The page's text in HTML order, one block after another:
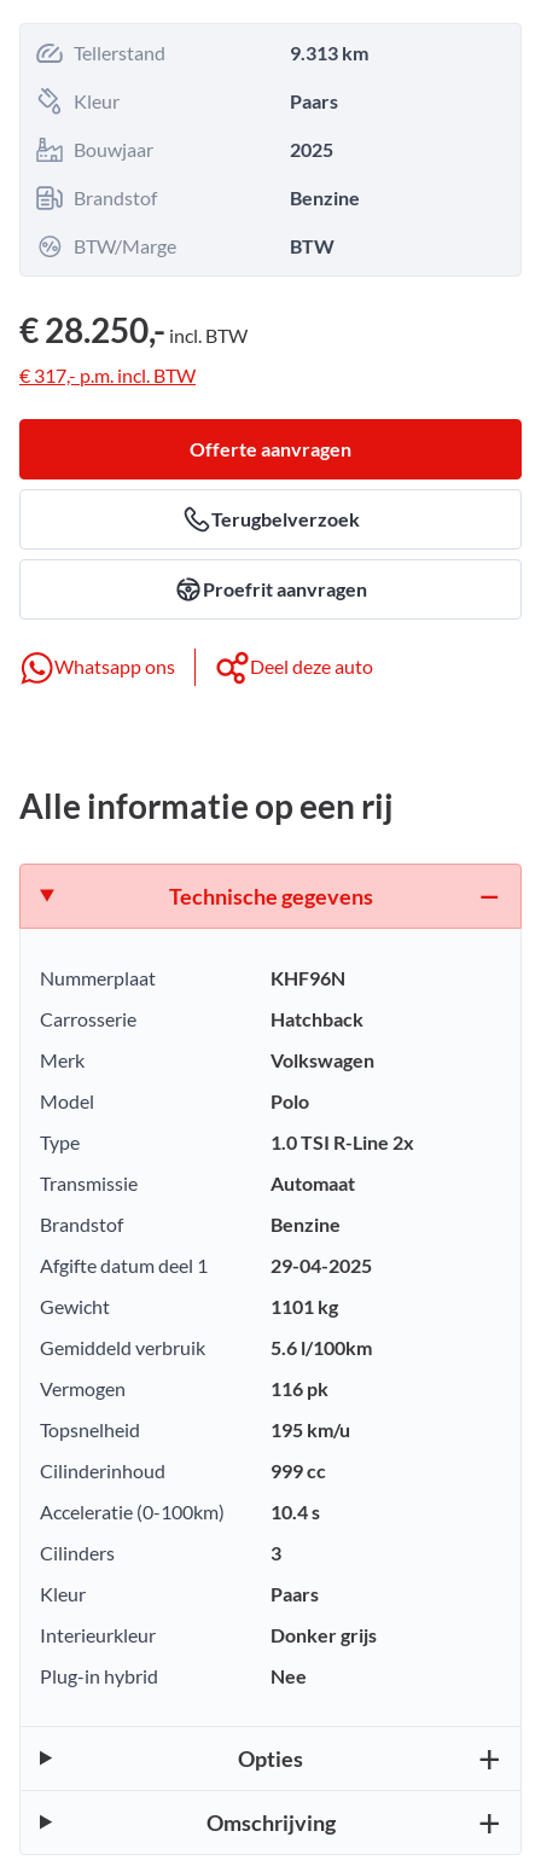
Tellerstand 9.313 km
Kleur Paars
Bouwjaar 2025
Brandstof Benzine
BTW/Marge BTW
€ 28.250,- incl. BTW
€ 317,- p.m. incl. BTW
Offerte aanvragen
Terugbelverzoek
Proefrit aanvragen
Whatsapp ons Deel deze auto
Alle informatie op een rij
Technische gegevens
Nummerplaat
KHF96N
Carrosserie
Hatchback
Merk
Volkswagen
Model
Polo
Type
1.0 TSI R-Line 2x
Transmissie
Automaat
Brandstof
Benzine
Afgifte datum deel 1
29-04-2025
Gewicht
1101 kg
Gemiddeld verbruik
5.6 l/100km
Vermogen
116 pk
Topsnelheid
195 km/u
Cilinderinhoud
999 cc
Acceleratie (0-100km)
10.4 s
Cilinders
3
Kleur
Paars
Interieurkleur
Donker grijs
Plug-in hybrid
Nee
Opties
Omschrijving